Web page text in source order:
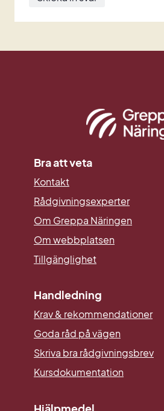
Bra att veta
Kontakt
Rådgivningsexperter
Om Greppa Näringen
Om webbplatsen
Tillgänglighet
Handledning
Krav & rekommendationer
Goda råd på vägen
Skriva bra rådgivningsbrev
Kursdokumentation
Hjälpmedel